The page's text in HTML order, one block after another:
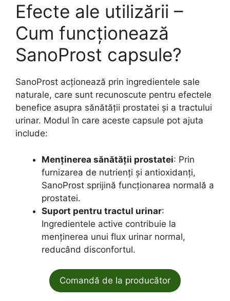
Efecte ale utilizării –
Cum funcționează
SanoProst capsule?
SanoProst acționează prin ingredientele sale
naturale, care sunt recunoscute pentru efectele
benefice asupra sănătății prostatei și a tractului
urinar. Modul în care aceste capsule pot ajuta
include:
Menținerea sănătății prostatei: Prin
furnizarea de nutrienți și antioxidanți,
SanoProst sprijină funcționarea normală a
prostatei.
Suport pentru tractul urinar:
Ingredientele active contribuie la
menținerea unui flux urinar normal,
reducând disconfortul.
Comandă de la producător